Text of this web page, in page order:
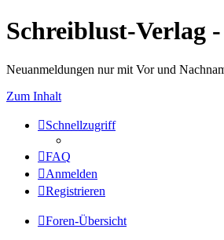
Schreiblust-Verlag
Neuanmeldungen nur mit Vor und
Zum Inhalt
Schnellzugriff
FAQ
Anmelden
Registrieren
Foren-Übersicht